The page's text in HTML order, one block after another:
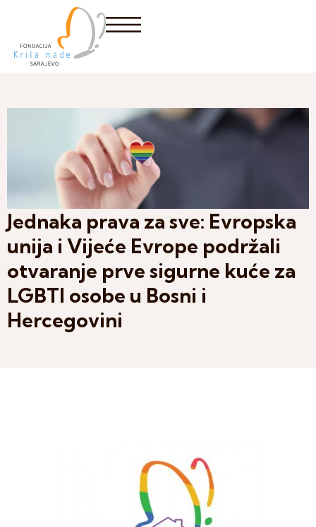
Jednaka prava za sve: Evropska
unija i Vijeće Evrope podržali
otvaranje prve sigurne kuće za
LGBTI osobe u Bosni i
Hercegovini